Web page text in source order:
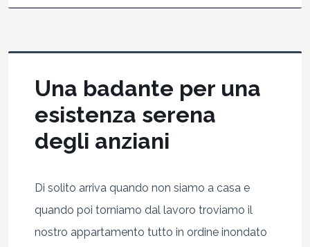
Una badante per una
esistenza serena
degli anziani
Di solito arriva quando non siamo a casa e
quando poi torniamo dal lavoro troviamo il
nostro appartamento tutto in ordine inondato